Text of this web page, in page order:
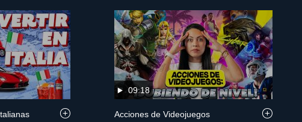
09:18
Acciones de Videojuegos